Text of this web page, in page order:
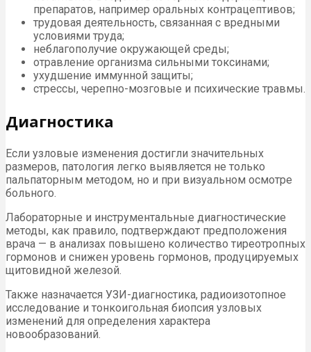
препаратов, например оральных контрацептивов;
трудовая деятельность, связанная с вредными
условиями труда;
неблагополучие окружающей среды;
отравление организма сильными токсинами;
ухудшение иммунной защиты;
стрессы, черепно-мозговые и психические травмы.
Диагностика
Если узловые изменения достигли значительных
размеров, патология легко выявляется не только
пальпаторным методом, но и при визуальном осмотре
больного.
Лабораторные и инструментальные диагностические
методы, как правило, подтверждают предположения
врача — в анализах повышено количество тиреотропных
гормонов и снижен уровень гормонов, продуцируемых
щитовидной железой.
Также назначается УЗИ-диагностика, радиоизотопное
исследование и тонкоигольная биопсия узловых
изменений для определения характера
новообразований.